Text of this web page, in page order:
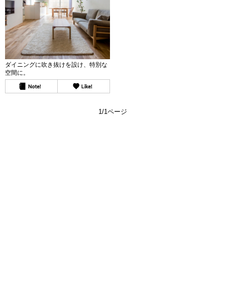
ダイニングに吹き抜けを設け、特別な
空間に。
1/1ページ